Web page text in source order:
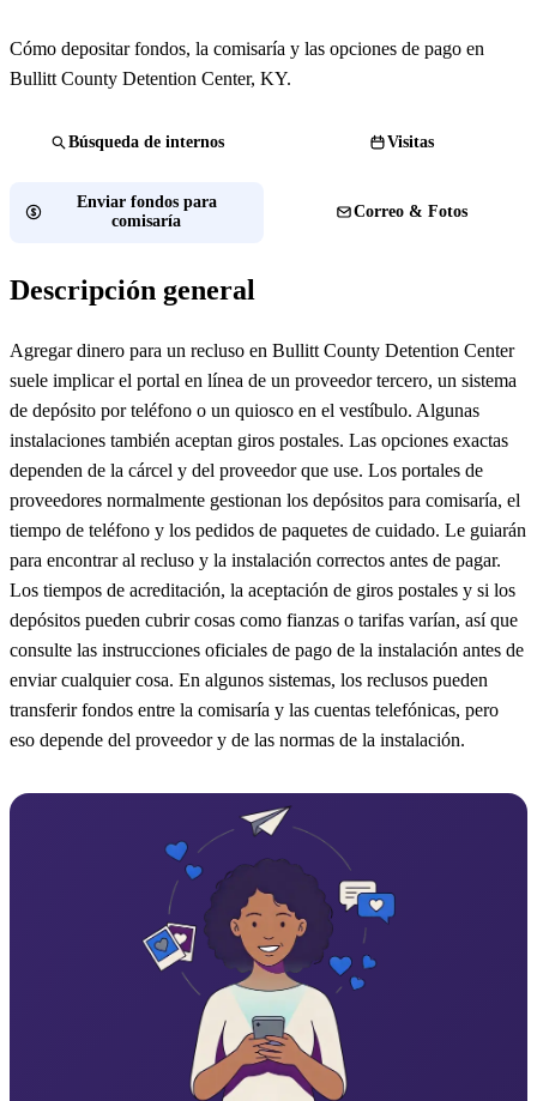
Cómo depositar fondos, la comisaría y las opciones de pago en
Bullitt County Detention Center, KY.
Búsqueda de internos Visitas
Enviar fondos para
comisaría
Correo & Fotos
Descripción general
Agregar dinero para un recluso en Bullitt County Detention Center
suele implicar el portal en línea de un proveedor tercero, un sistema
de depósito por teléfono o un quiosco en el vestíbulo. Algunas
instalaciones también aceptan giros postales. Las opciones exactas
dependen de la cárcel y del proveedor que use. Los portales de
proveedores normalmente gestionan los depósitos para comisaría, el
tiempo de teléfono y los pedidos de paquetes de cuidado. Le guiarán
para encontrar al recluso y la instalación correctos antes de pagar.
Los tiempos de acreditación, la aceptación de giros postales y si los
depósitos pueden cubrir cosas como fianzas o tarifas varían, así que
consulte las instrucciones oficiales de pago de la instalación antes de
enviar cualquier cosa. En algunos sistemas, los reclusos pueden
transferir fondos entre la comisaría y las cuentas telefónicas, pero
eso depende del proveedor y de las normas de la instalación.